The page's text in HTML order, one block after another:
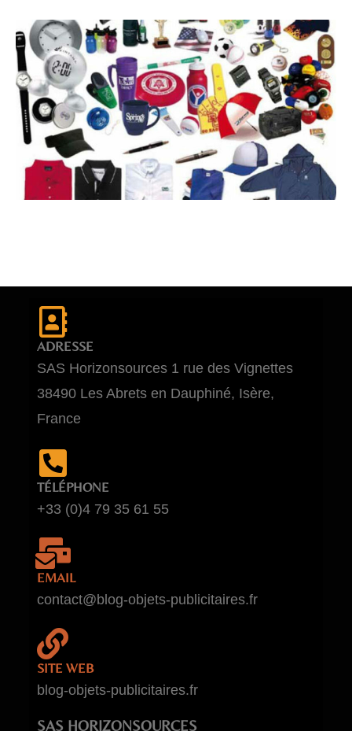
ADRESSE
SAS Horizonsources 1 rue des Vignettes
38490 Les Abrets en Dauphiné, Isère,
France
TÉLÉPHONE
+33 (0)4 79 35 61 55
EMAIL
contact@blog-objets-publicitaires.fr
SITE WEB
blog-objets-publicitaires.fr
SAS HORIZONSOURCES